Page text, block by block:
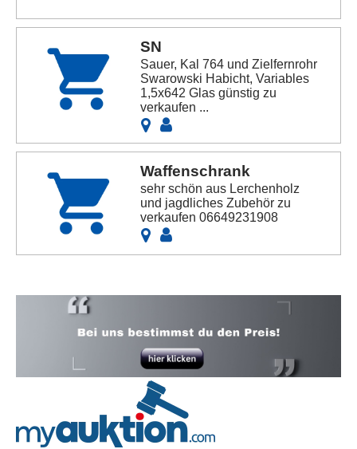
SN
Sauer, Kal 764 und Zielfernrohr
Swarowski Habicht, Variables
1,5x642 Glas günstig zu
verkaufen ...
Waffenschrank
sehr schön aus Lerchenholz
und jagdliches Zubehör zu
verkaufen 06649231908